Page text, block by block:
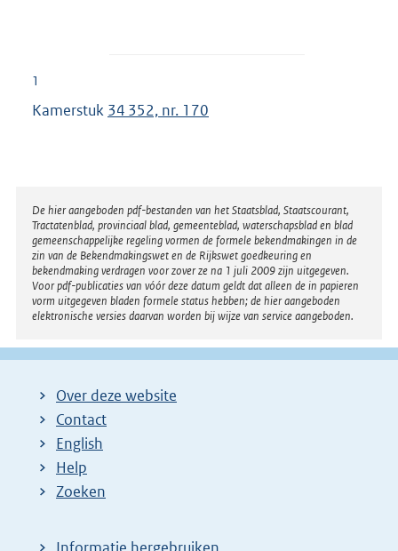
1
Kamerstuk 34 352, nr. 170
Disclaimer
De hier aangeboden pdf-bestanden van het Staatsblad, Staatscourant,
Tractatenblad, provinciaal blad, gemeenteblad, waterschapsblad en blad
gemeenschappelijke regeling vormen de formele bekendmakingen in de
zin van de Bekendmakingswet en de Rijkswet goedkeuring en
bekendmaking verdragen voor zover ze na 1 juli 2009 zijn uitgegeven.
Voor pdf-publicaties van vóór deze datum geldt dat alleen de in papieren
vorm uitgegeven bladen formele status hebben; de hier aangeboden
elektronische versies daarvan worden bij wijze van service aangeboden.
Over deze website
Contact
English
Help
Zoeken
Informatie hergebruiken